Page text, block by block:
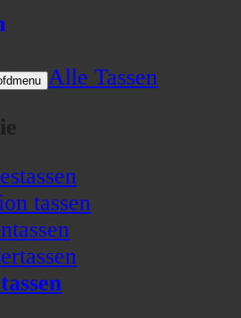
Alle Tassen
tassen